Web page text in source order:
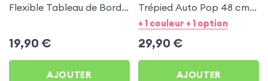
Flexible Tableau de Bord
19,90 €
AJOUTER
Trépied Auto Pop 48 cm
Blanc pour Oppo A15
+ 1 couleur + 1 option
29,90 €
AJOUTER